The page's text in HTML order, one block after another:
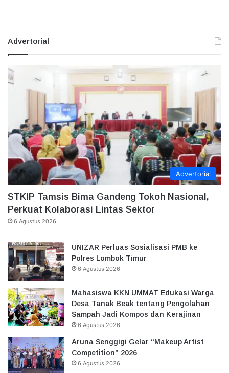
Advertorial
Advertorial
STKIP Tamsis Bima Gandeng Tokoh Nasional,
Perkuat Kolaborasi Lintas Sektor
6 Agustus 2026
UNIZAR Perluas Sosialisasi PMB ke
Polres Lombok Timur
6 Agustus 2026
Mahasiswa KKN UMMAT Edukasi Warga
Desa Tanak Beak tentang Pengolahan
Sampah Jadi Kompos dan Kerajinan
6 Agustus 2026
Aruna Senggigi Gelar “Makeup Artist
Competition” 2026
6 Agustus 2026